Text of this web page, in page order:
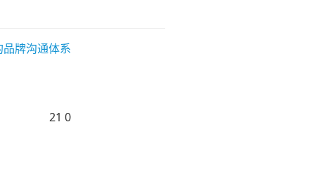
牌沟通体系
21 0